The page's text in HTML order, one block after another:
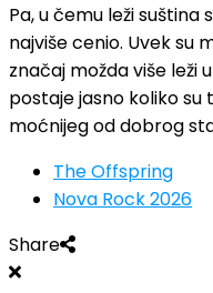
Pa, u čemu leži
najviše cenio. Uvek su
značaj možda više leži
postaje jasno koliko
moćnijeg od dobrog
The Offspring
Nova Rock 2026
Share